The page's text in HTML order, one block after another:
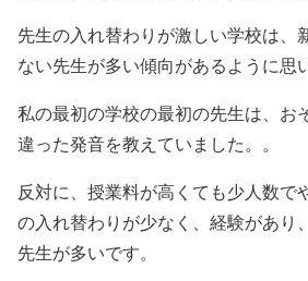
先生の入れ替わりが激しい学校は、
ない先生が多い傾向があるように思
私の最初の学校の最初の先生は、お
違った発音を教えていました。。
反対に、授業料が高くても少人数で
の入れ替わりが少なく、経験があり
先生が多いです。